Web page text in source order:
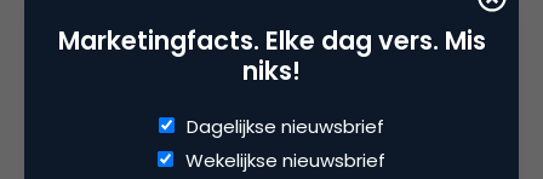
Sustainable Brand Index: Waarom Albert Heijn toch
niet de duurzaamste supermarkt was
duurzaamste supermarkt bent van Nederland?
Marketingfacts. Elke dag vers. Mis
niks!
Dagelijkse nieuwsbrief
Wekelijkse nieuwsbrief